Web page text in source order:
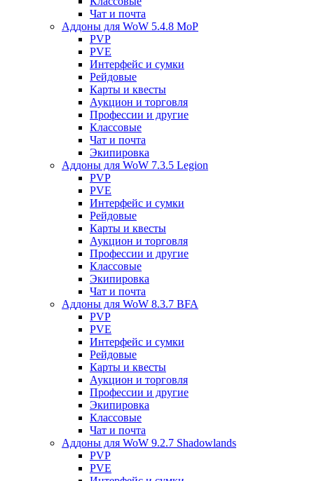
Чат и почта
Аддоны для WoW 5.4.8 MoP
PVP
PVE
Интерфейс и сумки
Рейдовые
Карты и квесты
Аукцион и торговля
Профессии и другие
Классовые
Чат и почта
Экипировка
Аддоны для WoW 7.3.5 Legion
PVP
PVE
Интерфейс и сумки
Рейдовые
Карты и квесты
Аукцион и торговля
Профессии и другие
Классовые
Экипировка
Чат и почта
Аддоны для WoW 8.3.7 BFA
PVP
PVE
Интерфейс и сумки
Рейдовые
Карты и квесты
Аукцион и торговля
Профессии и другие
Экипировка
Классовые
Чат и почта
Аддоны для WoW 9.2.7 Shadowlands
PVP
PVE